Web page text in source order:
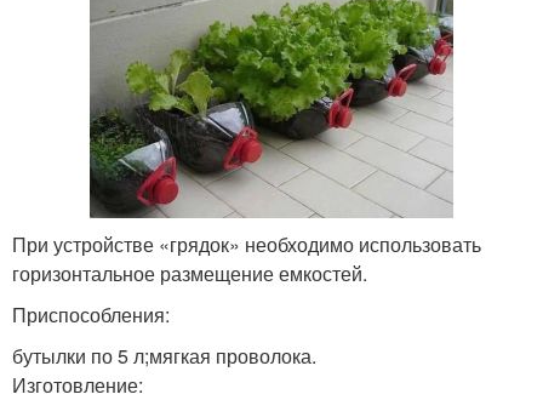
Клумбы для цветов Клумбы во дворе
Цвета на клумбе
При устройстве «грядок» необходимо использовать
горизонтальное размещение емкостей.
Приспособления:
бутылки по 5 л;мягкая проволока.
Изготовление: